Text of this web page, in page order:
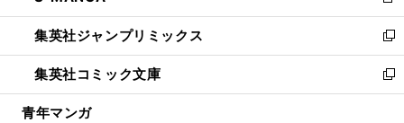
開
く
ウ
で
開
く
ン
ド
ウ
で
開
ウ
ィ
ン
ド
ウ
し
い
ウ
ィ
ン
集英社ジャンプリミックス
新
し
い
ウ
集英社コミック文庫
新
し
青年マンガ